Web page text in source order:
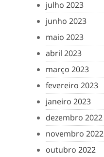
julho 2023
junho 2023
maio 2023
abril 2023
março 2023
fevereiro 2023
janeiro 2023
dezembro 2022
novembro 2022
outubro 2022